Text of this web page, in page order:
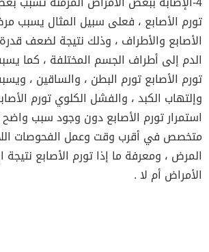
تورم الأصابع ، فعلى سبيل المثال يسبب
الأصابع والأطراف ، وذلك نتيجة لضعف
الدم إلى أطراف الجسم المختلفة ، كما
تورم الأصابع تورم البطن ، والساقين ،
وإلتهاب الكبد ، والفشل الكلوي تورم
استمرار تورم الأصابع دون وجود سبب
متخصص في أقرب وقت وعمل الفحوصات
المرض ، ومعرفة ما إذا تورم الأصابع نتيجة
الأمراض أم لا .